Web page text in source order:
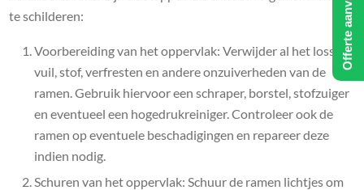
te schilderen:
Voorbereiding van het oppervlak: Verwijder al het losse
vuil, stof, verfresten en andere onzuiverheden van de
ramen. Gebruik hiervoor een schraper, borstel, stofzuiger
en eventueel een hogedrukreiniger. Controleer ook de
ramen op eventuele beschadigingen en repareer deze
indien nodig.
Schuren van het oppervlak: Schuur de ramen lichtjes om